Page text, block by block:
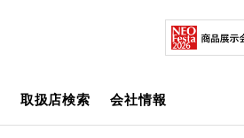
取扱店検索 会社情報